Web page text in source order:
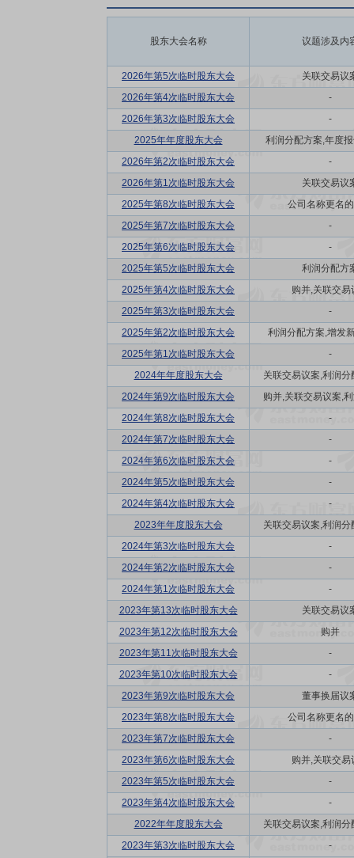
股东大会名称 议题涉及内
2026年第5次临时股东大会
关联交易议
2026年第4次临时股东大会
-
2026年第3次临时股东大会
-
2025年年度股东大会
利润分配方案,年度
2026年第2次临时股东大会
-
2026年第1次临时股东大会
关联交易议
2025年第8次临时股东大会
公司名称更名
2025年第7次临时股东大会
-
2025年第6次临时股东大会
-
2025年第5次临时股东大会
利润分配方
2025年第4次临时股东大会
购并,关联交易
2025年第3次临时股东大会
-
2025年第2次临时股东大会
利润分配方案,增发
2025年第1次临时股东大会
-
2024年年度股东大会
关联交易议案,利润分
2024年第9次临时股东大会
购并,关联交易议案,
2024年第8次临时股东大会
-
2024年第7次临时股东大会
-
2024年第6次临时股东大会
-
2024年第5次临时股东大会
-
2024年第4次临时股东大会
-
2023年年度股东大会
关联交易议案,利润分
2024年第3次临时股东大会
-
2024年第2次临时股东大会
-
2024年第1次临时股东大会
-
2023年第13次临时股东大会
关联交易议
2023年第12次临时股东大会
购并
2023年第11次临时股东大会
-
2023年第10次临时股东大会
-
2023年第9次临时股东大会
董事换届议
2023年第8次临时股东大会
公司名称更名
2023年第7次临时股东大会
-
2023年第6次临时股东大会
购并,关联交易
2023年第5次临时股东大会
-
2023年第4次临时股东大会
-
2022年年度股东大会
关联交易议案,利润分
2023年第3次临时股东大会
-